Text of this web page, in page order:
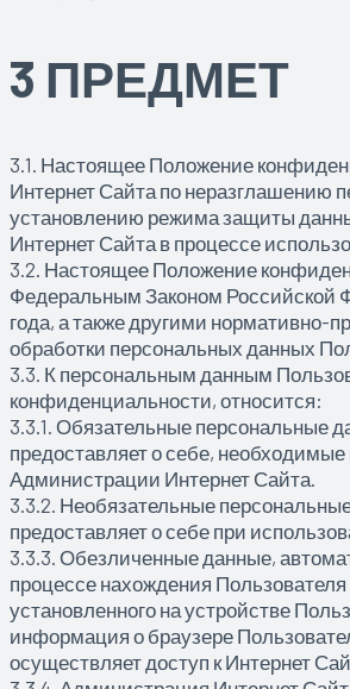
3 ПРЕДМЕТ
3.1. Настоящее Положение
Интернет Сайта по неразглашению
установлению режима защиты
Интернет Сайта в процессе
3.2. Настоящее Положение
Федеральным Законом Российской
года, а также другими нормативно-
обработки персональных данных
3.3. К персональным данным
конфиденциальности, относится:
3.3.1. Обязательные персональные
предоставляет о себе,
Администрации Интернет Сайта.
3.3.2. Необязательные
предоставляет о себе при
3.3.3. Обезличенные данные,
процессе нахождения
установленного на устройстве
информация о браузере
осуществляет доступ к Интернет